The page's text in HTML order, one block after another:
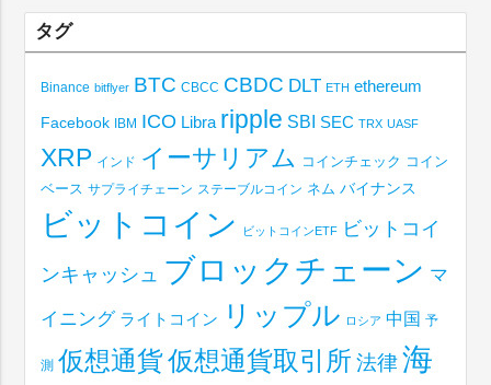
タグ
Binance bitflyer BTC CBCC CBDC DLT ETH ethereum
Facebook IBM ICO Libra ripple SBI SEC TRX UASF
XRP インド イーサリアム コインチェック コイン
ベース サプライチェーン ステーブルコイン ネム バイナンス
ビットコイン ビットコインETF ビットコイ
ンキャッシュ ブロックチェーン マ
イニング ライトコイン リップル ロシア 中国 予
測 仮想通貨仮想通貨取引所 法律 海